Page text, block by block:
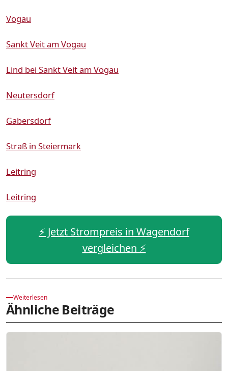
Vogau
Sankt Veit am Vogau
Lind bei Sankt Veit am Vogau
Neutersdorf
Gabersdorf
Straß in Steiermark
Leitring
Leitring
⚡️ Jetzt Strompreis in Wagendorf
vergleichen ⚡️
Weiterlesen
Ähnliche Beiträge